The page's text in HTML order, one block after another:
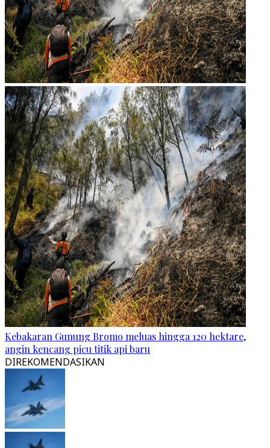
Kebakaran Gunung Bromo meluas hingga 120 hektare,
angin kencang picu titik api baru
DIREKOMENDASIKAN